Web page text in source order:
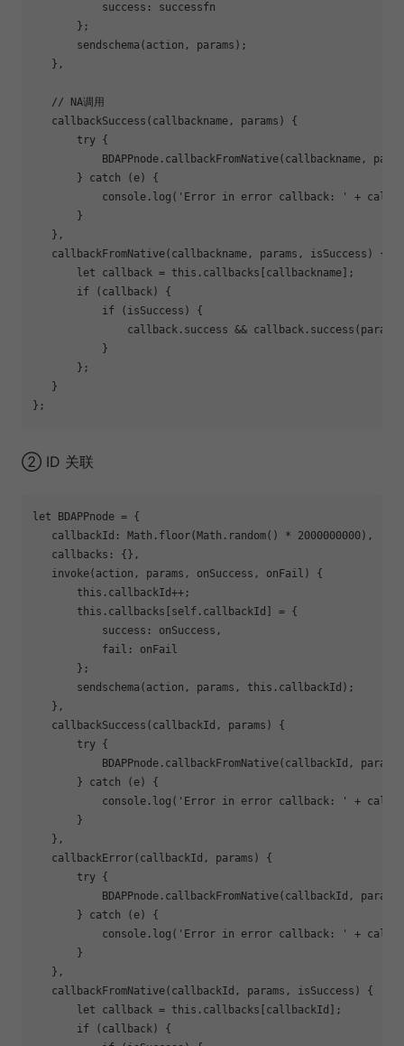
           success: successfn
       };
       sendschema(action, params);
   },
   // NA调用
   callbackSuccess(callbackname, params) {
       try {
BDAPPnode.callbackFromNative(callbackname,
       } catch (e) {
           console.log(
'Error in error callback: '
+
       }
   },
   callbackFromNative(callbackname, params, isSuccess) {
let callback = this.callbacks[callbackname];
if (callback) {
if (isSuccess) {
callback.success &&
           }
       };
   }
② ID 关联
let BDAPPnode = {
   callbackId: Math.floor(Math.random() * 2000000000),
   callbacks: {},
   invoke(action, params, onSuccess, onFail) {
       this.callbackId++;
       this.callbacks[self.callbackId] = {
           success: onSuccess,
           fail: onFail
       };
       sendschema(action, params, this.callbackId);
   },
   callbackSuccess(callbackId, params) {
       try {
BDAPPnode.callbackFromNative(callbackId,
       } catch (e) {
           console.log(
'Error in error callback: '
+
       }
   },
   callbackError(callbackId, params) {
       try {
BDAPPnode.callbackFromNative(callbackId,
       } catch (e) {
           console.log(
'Error in error callback: '
+
       }
   },
   callbackFromNative(callbackId, params, isSuccess) {
let callback = this.callbacks[callbackId];
if (callback) {